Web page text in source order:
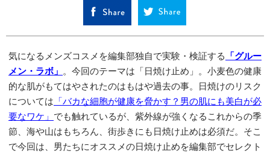
気になるメンズコスメを編集部独自で実験・検証する 「グルー
メン・ラボ」 。今回のテーマは「日焼け止め」。小麦色の健康
的な肌がもてはやされたのはもはや過去の事。日焼けのリスク
については 「バカな細胞が健康を脅かす？男の肌にも美白が必
要なワケ」 でも触れているが、紫外線が強くなるこれからの季
節、海や山はもちろん、街歩きにも日焼け止めは必須だ。そこ
で今回は、男たちにオススメの日焼け止めを編集部でセレクト